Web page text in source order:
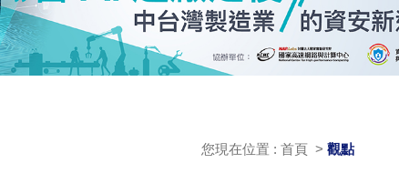
您現在位置 : 首頁 > 觀點